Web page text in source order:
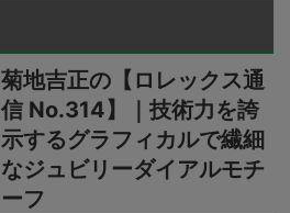
菊地吉正の【ロレックス通
信 No.314】｜技術力を誇
示するグラフィカルで繊細
なジュビリーダイアルモチ
ーフ